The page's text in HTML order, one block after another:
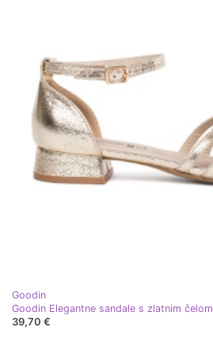
Goodin
Goodin Elegantne sandale s zlatnim čelom
39,70 €